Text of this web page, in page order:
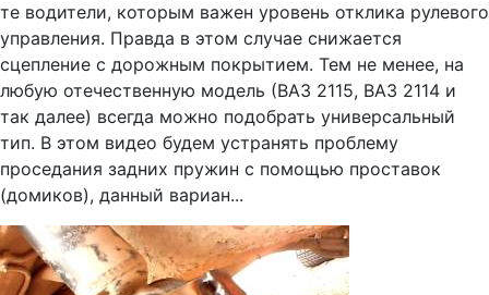
те водители, которым важен уровень отклика рулевого
управления. Правда в этом случае снижается
сцепление с дорожным покрытием. Тем не менее, на
любую отечественную модель (ВАЗ 2115, ВАЗ 2114 и
так далее) всегда можно подобрать универсальный
тип. В этом видео будем устранять проблему
проседания задних пружин с помощью проставок
(домиков), данный вариан...